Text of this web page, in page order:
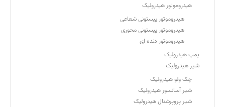
هیدروموتور هیدرولیک
هیدروموتور پیستونی شعاعی
هیدروموتور پیستونی محوری
هیدروموتور دنده ای
پمپ هیدرولیک
شیر هیدرولیک
چک ولو هیدرولیک
شیر آسانسور هیدرولیک
شیر پروپرشنال هیدرولیک